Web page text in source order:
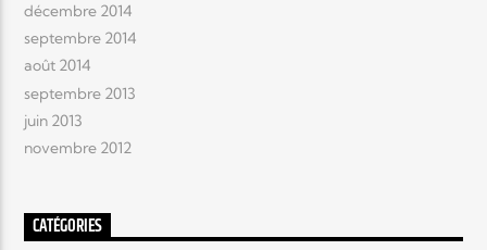
décembre 2014
septembre 2014
août 2014
septembre 2013
juin 2013
novembre 2012
CATÉGORIES